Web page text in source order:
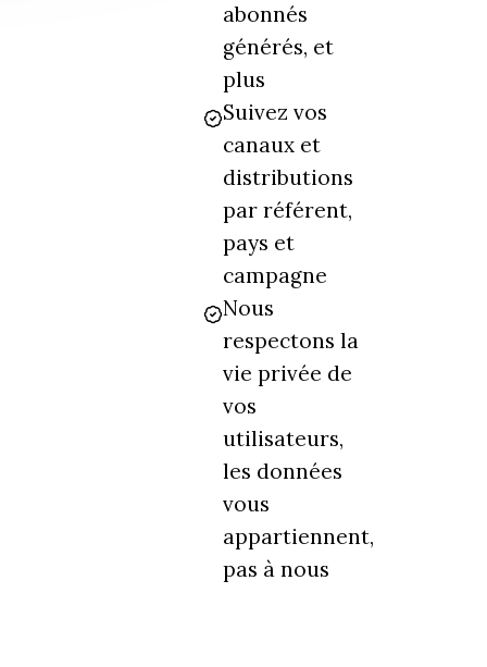
abonnés
générés, et
plus
Suivez vos
canaux et
distributions
par référent,
pays et
campagne
Nous
respectons la
vie privée de
vos
utilisateurs,
les données
vous
appartiennent,
pas à nous